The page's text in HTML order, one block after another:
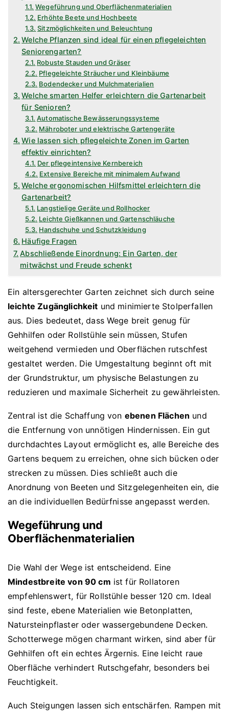
Wegeführung und Oberflächenmaterialien
Erhöhte Beete und Hochbeete
Sitzmöglichkeiten und Beleuchtung
Welche Pflanzen sind ideal für einen pflegeleichten
Seniorengarten?
Robuste Stauden und Gräser
Pflegeleichte Sträucher und Kleinbäume
Bodendecker und Mulchmaterialien
Welche smarten Helfer erleichtern die Gartenarbeit
für Senioren?
Automatische Bewässerungssysteme
Mähroboter und elektrische Gartengeräte
Wie lassen sich pflegeleichte Zonen im Garten
effektiv einrichten?
Der pflegeintensive Kernbereich
Extensive Bereiche mit minimalem Aufwand
Welche ergonomischen Hilfsmittel erleichtern die
Gartenarbeit?
Langstielige Geräte und Rollhocker
Leichte Gießkannen und Gartenschläuche
Handschuhe und Schutzkleidung
Häufige Fragen
Abschließende Einordnung: Ein Garten, der
mitwächst und Freude schenkt
Ein altersgerechter Garten zeichnet sich durch seine
leichte Zugänglichkeit und minimierte Stolperfallen
aus. Dies bedeutet, dass Wege breit genug für
Gehhilfen oder Rollstühle sein müssen, Stufen
weitgehend vermieden und Oberflächen rutschfest
gestaltet werden. Die Umgestaltung beginnt oft mit
der Grundstruktur, um physische Belastungen zu
reduzieren und maximale Sicherheit zu gewährleisten.
Zentral ist die Schaffung von ebenen Flächen und
die Entfernung von unnötigen Hindernissen. Ein gut
durchdachtes Layout ermöglicht es, alle Bereiche des
Gartens bequem zu erreichen, ohne sich bücken oder
strecken zu müssen. Dies schließt auch die
Anordnung von Beeten und Sitzgelegenheiten ein, die
an die individuellen Bedürfnisse angepasst werden.
Wegeführung und
Oberflächenmaterialien
Die Wahl der Wege ist entscheidend. Eine
Mindestbreite von 90 cm ist für Rollatoren
empfehlenswert, für Rollstühle besser 120 cm. Ideal
sind feste, ebene Materialien wie Betonplatten,
Natursteinpflaster oder wassergebundene Decken.
Schotterwege mögen charmant wirken, sind aber für
Gehhilfen oft ein echtes Ärgernis. Eine leicht raue
Oberfläche verhindert Rutschgefahr, besonders bei
Feuchtigkeit.
Auch Steigungen lassen sich entschärfen. Rampen mit